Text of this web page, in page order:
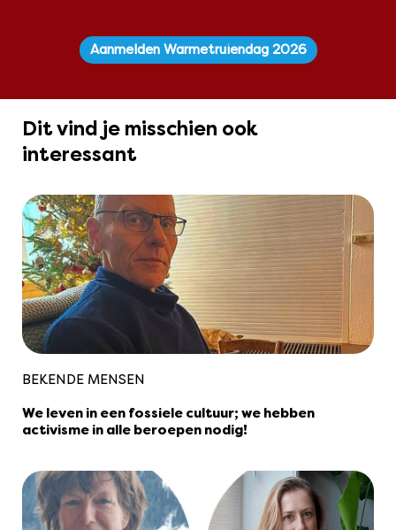
Aanmelden Warmetruiendag 2026
Dit vind je misschien ook
interessant
BEKENDE MENSEN
We leven in een fossiele cultuur; we hebben
activisme in alle beroepen nodig!